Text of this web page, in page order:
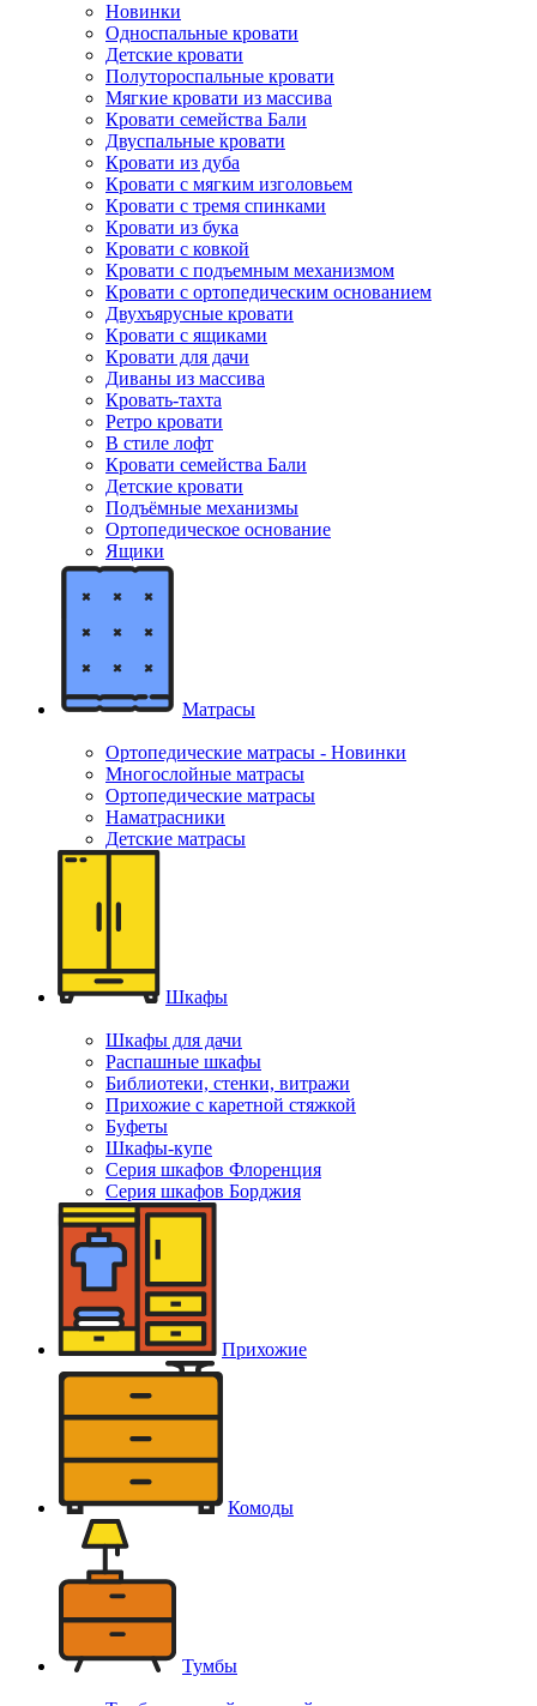
Новинки
Односпальные кровати
Детские кровати
Полутороспальные кровати
Мягкие кровати из массива
Кровати семейства Бали
Двуспальные кровати
Кровати из дуба
Кровати с мягким изголовьем
Кровати с тремя спинками
Кровати из бука
Кровати с ковкой
Кровати с подъемным механизмом
Кровати с ортопедическим основанием
Двухъярусные кровати
Кровати с ящиками
Кровати для дачи
Диваны из массива
Кровать-тахта
Ретро кровати
В стиле лофт
Кровати семейства Бали
Детские кровати
Подъёмные механизмы
Ортопедическое основание
Ящики
Матрасы
Ортопедические матрасы - Новинки
Многослойные матрасы
Ортопедические матрасы
Наматрасники
Детские матрасы
Шкафы
Шкафы для дачи
Распашные шкафы
Библиотеки, стенки, витражи
Прихожие с каретной стяжкой
Буфеты
Шкафы-купе
Серия шкафов Флоренция
Серия шкафов Борджия
Прихожие
Комоды
Тумбы